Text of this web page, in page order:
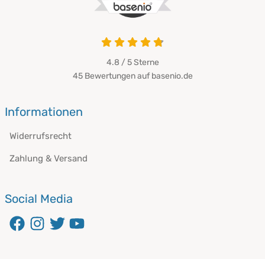
4.8 von 5
4.8 / 5Sterne
45 Bewertungen auf basenio.de
Informationen
Widerrufsrecht
Zahlung & Versand
Social Media
öffnet in neuem Fenster
öffnet in neuem Fenster
öffnet in neuem Fenster